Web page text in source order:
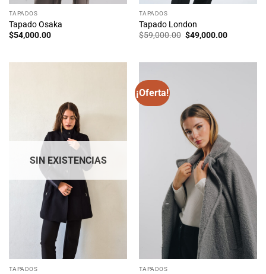
TAPADOS
Tapado Osaka
$54,000.00
TAPADOS
Tapado London
$59,000.00 El
precio
$59,000.00.
$49,000.00El
SIN EXISTENCIAS
TAPADOS
¡Oferta!
TAPADOS